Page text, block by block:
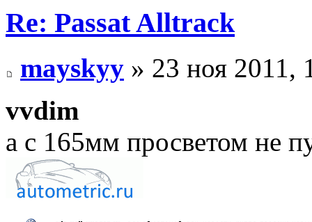
Re: Passat Alltrack
mayskyy » 23 ноя 2011,
vvdim
а с 165мм просветом не